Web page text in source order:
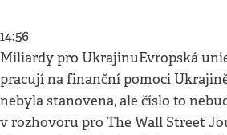
14:56
Miliardy pro UkrajinuEvropská
pracují na finanční pomoci
nebyla stanovena, ale číslo to
v rozhovoru pro The Wall Street